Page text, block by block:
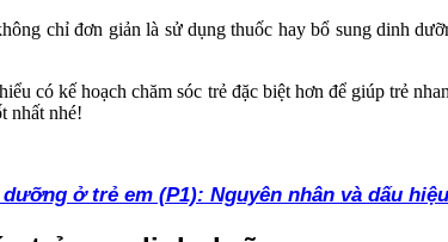
chỉ đơn giản là sử dụng thuốc hay bổ sung dinh
có kế hoạch chăm sóc trẻ đặc biệt hơn để giúp trẻ
nhất nhé!
ở trẻ em (P1): Nguyên nhân và dấu